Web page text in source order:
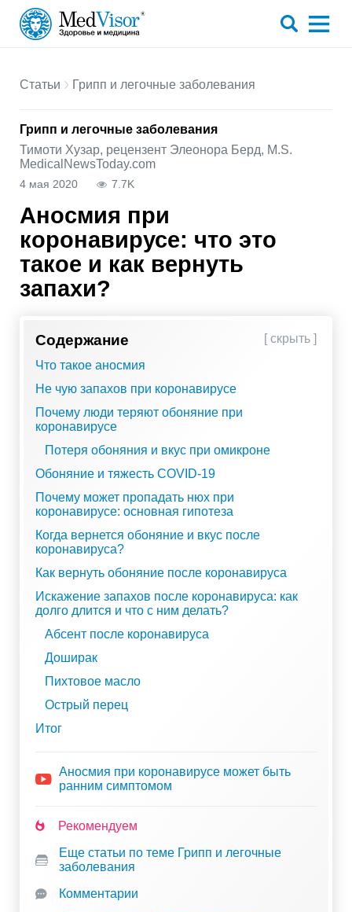
Статьи Грипп и легочные заболевания
Грипп и легочные заболевания
Тимоти Хузар, рецензент Элеонора Берд, M.S.
MedicalNewsToday.com
4 мая 2020 7.7K
Аносмия при
коронавирусе: что это
такое и как вернуть
запахи?
Содержание
[ скрыть ]
Что такое аносмия
Не чую запахов при коронавирусе
Почему люди теряют обоняние при
коронавирусе
Потеря обоняния и вкус при омикроне
Обоняние и тяжесть COVID-19
Почему может пропадать нюх при
коронавирусе: основная гипотеза
Когда вернется обоняние и вкус после
коронавируса?
Как вернуть обоняние после коронавируса
Искажение запахов после коронавируса: как
долго длится и что с ним делать?
Абсент после коронавируса
Доширак
Пихтовое масло
Острый перец
Итог
Аносмия при коронавирусе может быть
ранним симптомом
Рекомендуем
Еще статьи по теме Грипп и легочные
заболевания
Комментарии